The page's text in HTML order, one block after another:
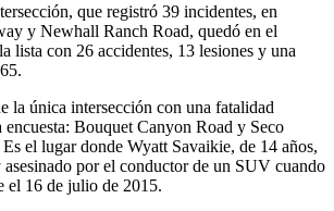
que registró 39 incidentes, en
y Newhall Ranch Road, quedó en el
lista con 26 accidentes, 13 lesiones y una
la única intersección con una fatalidad
encuesta: Bouquet Canyon Road y Seco
el lugar donde Wyatt Savaikie, de 14 años,
por el conductor de un SUV cuando
el 16 de julio de 2015.